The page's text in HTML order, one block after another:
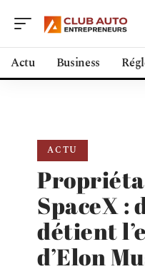
Actu Business
ACTU
SpaceX :
détient
d’Elon